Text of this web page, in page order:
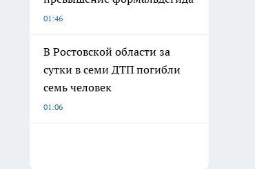
01:46
В Ростовской области за
сутки в семи ДТП погибли
семь человек
01:06